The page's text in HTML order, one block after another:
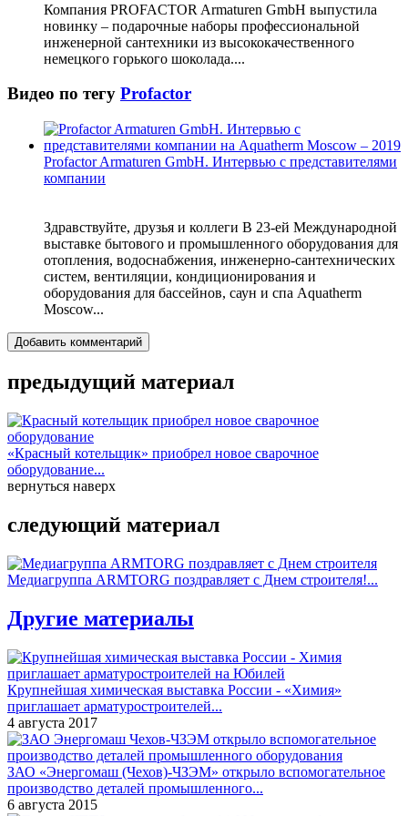
Компания PROFACTOR Armaturen GmbH выпустила
новинку – подарочные наборы профессиональной
инженерной сантехники из высококачественного
немецкого горького шоколада....
Видео по тегу Profactor
Profactor Armaturen GmbH. Интервью с представителями
компании
Здравствуйте, друзья и коллеги В 23-ей Международной
выставке бытового и промышленного оборудования для
отопления, водоснабжения, инженерно-сантехнических
систем, вентиляции, кондиционирования и
оборудования для бассейнов, саун и спа Aquatherm
Moscow...
Добавить комментарий
предыдущий материал
«Красный котельщик» приобрел новое сварочное
оборудование...
вернуться наверх
следующий материал
Медиагруппа ARMTORG поздравляет с Днем строителя!...
Другие материалы
Крупнейшая химическая выставка России - «Химия»
приглашает арматуростроителей...
4 августа 2017
ЗАО «Энергомаш (Чехов)-ЧЗЭМ» открыло вспомогательное
производство деталей промышленного...
6 августа 2015